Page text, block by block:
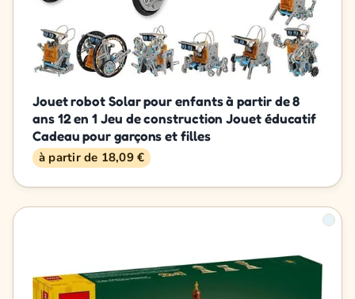
Jouet robot Solar pour enfants à partir de 8
ans 12 en 1 Jeu de construction Jouet éducatif
Cadeau pour garçons et filles
à partir de 18,09 €